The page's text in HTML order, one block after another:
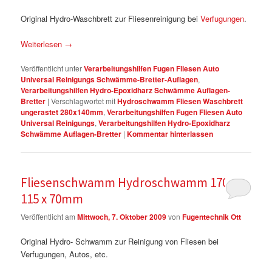
Original Hydro-Waschbrett zur Fliesenreinigung beiVerfugungen.
Weiterlesen →
Veröffentlicht unterVerarbeitungshilfen Fugen Fliesen Auto
Universal Reinigungs Schwämme-Bretter-Auflagen,
Verarbeitungshilfen Hydro-Epoxidharz Schwämme Auflagen-
Bretter |Verschlagwortet mitHydroschwamm Fliesen Waschbrett
ungerastet 280x140mm,Verarbeitungshilfen Fugen Fliesen Auto
Universal Reinigungs,Verarbeitungshilfen Hydro-Epoxidharz
Schwämme Auflagen-Bretter |Kommentar hinterlassen
Fliesenschwamm Hydroschwamm 170 x
115 x 70mm
Veröffentlicht amMittwoch, 7. Oktober 2009vonFugentechnik Ott
Original Hydro- Schwamm zur Reinigung von Fliesen bei
Verfugungen, Autos, etc.